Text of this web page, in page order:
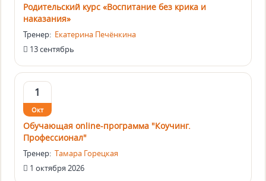
Родительский курс «Воспитание без крика и
наказания»
Тренер: Екатерина Печёнкина
13 сентябрь
1
Окт
Обучающая online-программа "Коучинг.
Профессионал"
Тренер: Тамара Горецкая
1 октября 2026